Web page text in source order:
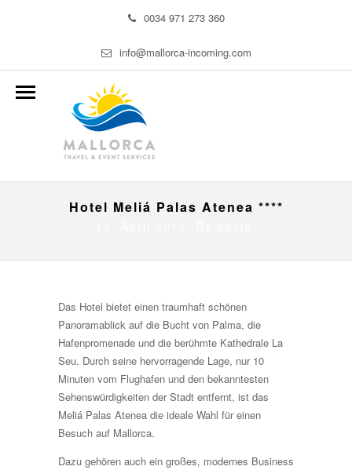
0034 971 273 360
info@mallorca-incoming.com
Hotel Meliá Palas Atenea ****
Das Hotel bietet einen traumhaft schönen
Panoramablick auf die Bucht von Palma, die
Hafenpromenade und die berühmte Kathedrale La
Seu. Durch seine hervorragende Lage, nur 10
Minuten vom Flughafen und den bekanntesten
Sehenswürdigkeiten der Stadt entfernt, ist das
Meliá Palas Atenea die ideale Wahl für einen
Besuch auf Mallorca.
Dazu gehören auch ein großes, modernes Business